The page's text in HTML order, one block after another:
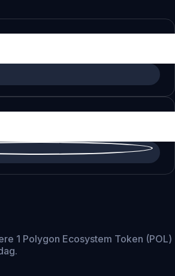
1 Polygon Ecosystem Token (POL)